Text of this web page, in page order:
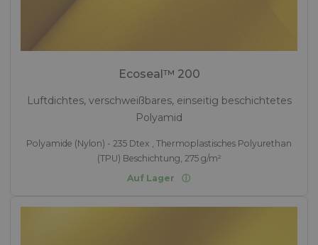
Ecoseal™ 200
Luftdichtes, verschweißbares, einseitig beschichtetes
Polyamid
Polyamide (Nylon) - 235 Dtex , Thermoplastisches Polyurethan
(TPU) Beschichtung, 275 g/m²
Auf Lager